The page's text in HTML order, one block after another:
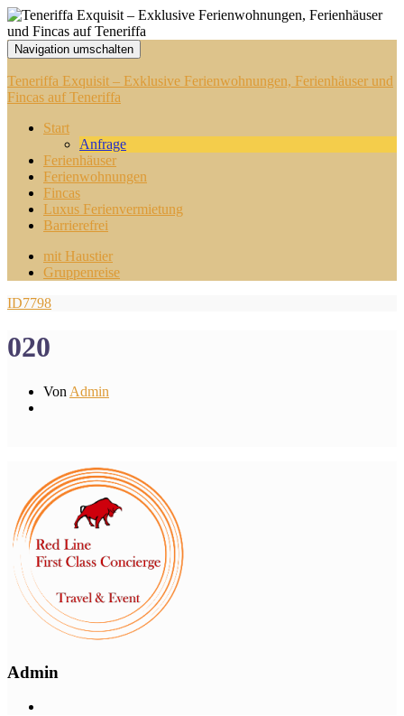
Navigation umschalten
Teneriffa Exquisit – Exklusive Ferienwohnungen, Ferienhäuser und
Fincas auf Teneriffa
Start
Anfrage
Ferienhäuser
Ferienwohnungen
Fincas
Luxus Ferienvermietung
Barrierefrei
mit Haustier
Gruppenreise
ID7798
020
Von Admin
Admin